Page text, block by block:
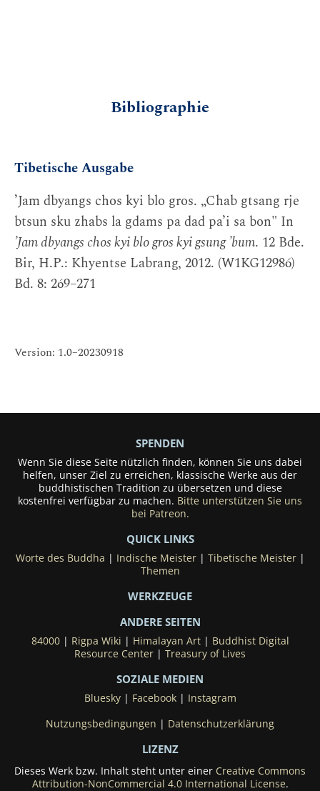
Bibliographie
Tibetische Ausgabe
’Jam dbyangs chos kyi blo gros. „Chab gtsang rje
btsun sku zhabs la gdams pa dad pa’i sa bon" In
’Jam dbyangs chos kyi blo gros kyi gsung ’bum. 12 Bde.
Bir, H.P.: Khyentse Labrang, 2012. (W1KG12986)
Bd. 8: 269–271
Version: 1.0–20230918
SPENDEN
Wenn Sie diese Seite nützlich finden, können Sie uns dabei
helfen, unser Ziel zu erreichen, klassische Werke aus der
buddhistischen Tradition zu übersetzen und diese
kostenfrei verfügbar zu machen. Bitte unterstützen Sie uns
bei Patreon.
QUICK LINKS
Worte des Buddha | Indische Meister| Tibetische Meister|
Themen
WERKZEUGE
ANDERE SEITEN
84000| Rigpa Wiki | Himalayan Art| Buddhist Digital
Resource Center | Treasury of Lives
SOZIALE MEDIEN
Bluesky| Facebook| Instagram
Nutzungsbedingungen | Datenschutzerklärung
LIZENZ
Dieses Werk bzw. Inhalt steht unter einer Creative Commons
Attribution-NonCommercial 4.0 International License.